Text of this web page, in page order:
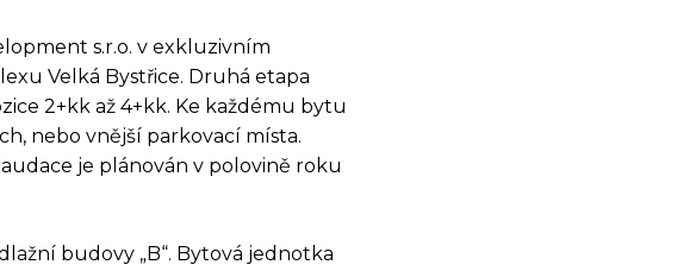
s.r.o. v exkluzivním
Velká Bystřice. Druhá etapa
2+kk až 4+kk. Ke každému bytu
nebo vnější parkovací místa.
je plánován v polovině roku
budovy „B“. Bytová jednotka